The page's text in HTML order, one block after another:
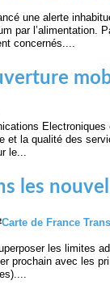
une alerte
par l’alimentation.
concernés....
et la qualité des
le...
les
Carte de France
les limites
prochain avec les